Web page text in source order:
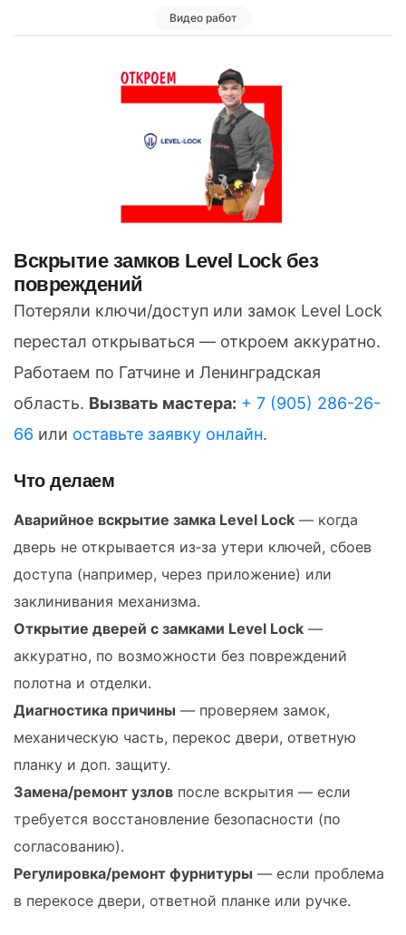
Видео работ
Вскрытие замков Level Lock без
повреждений
Потеряли ключи/доступ или замок Level Lock
перестал открываться — откроем аккуратно.
Работаем по Гатчине и Ленинградская
область. Вызвать мастера: + 7 (905) 286-26-
66 или оставьте заявку онлайн.
Что делаем
Аварийное вскрытие замка Level Lock — когда
дверь не открывается из‑за утери ключей, сбоев
доступа (например, через приложение) или
заклинивания механизма.
Открытие дверей с замками Level Lock —
аккуратно, по возможности без повреждений
полотна и отделки.
Диагностика причины — проверяем замок,
механическую часть, перекос двери, ответную
планку и доп. защиту.
Замена/ремонт узлов после вскрытия — если
требуется восстановление безопасности (по
согласованию).
Регулировка/ремонт фурнитуры — если проблема
в перекосе двери, ответной планке или ручке.